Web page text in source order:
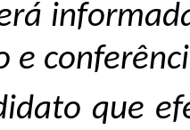
e
que